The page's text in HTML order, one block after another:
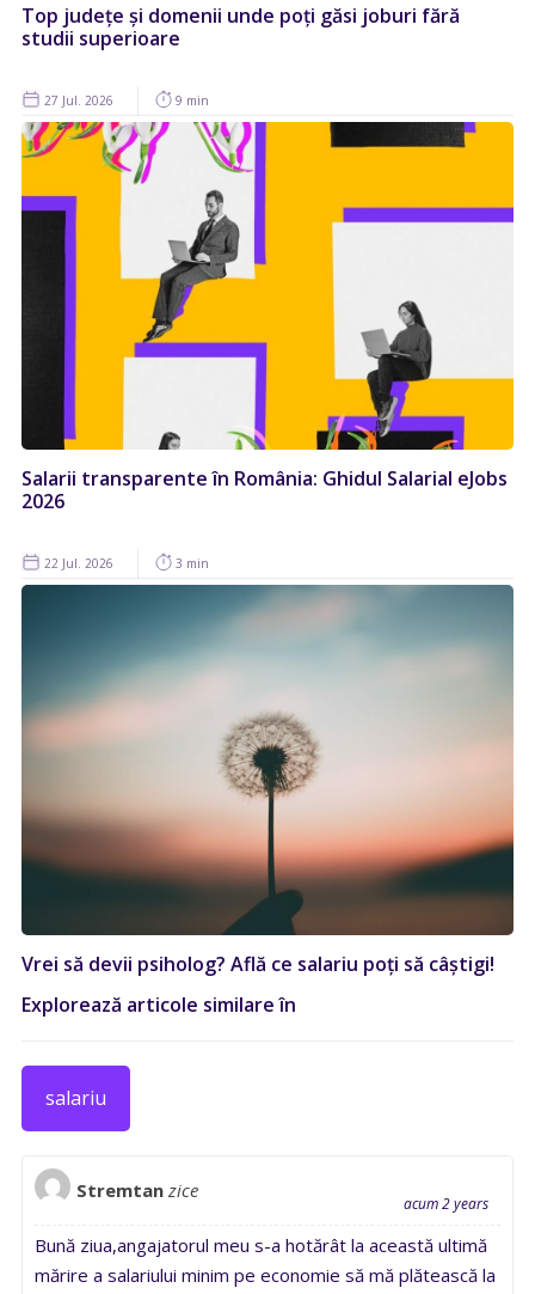
Top județe și domenii unde poți găsi joburi fără
studii superioare
27 Jul. 2026 9 min
Salarii transparente în România: Ghidul Salarial eJobs
2026
22 Jul. 2026 3 min
Vrei să devii psiholog? Află ce salariu poți să câștigi!
Explorează articole similare în
salariu
Stremtan zice
acum 2 years
Bună ziua,angajatorul meu s-a hotărât la această ultimă
mărire a salariului minim pe economie să mă plătească la